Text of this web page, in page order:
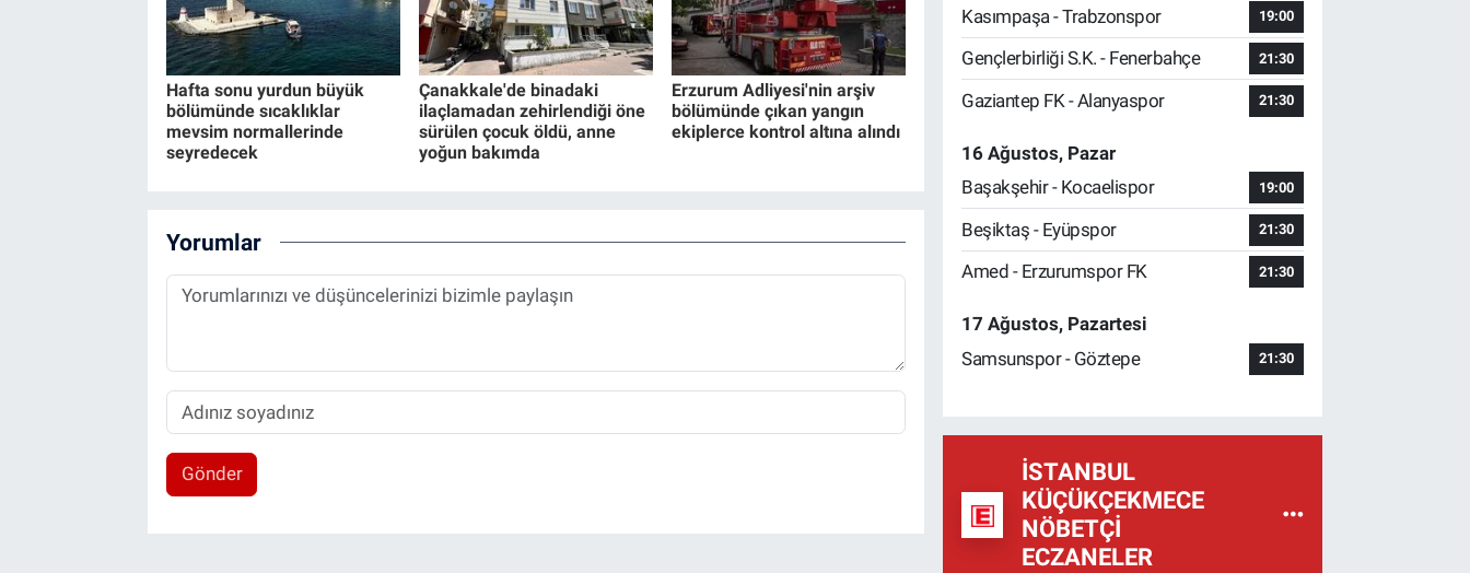
Hafta sonu yurdun büyük
bölümünde sıcaklıklar
mevsim normallerinde
seyredecek
Çanakkale'de binadaki
ilaçlamadan zehirlendiği öne
sürülen çocuk öldü, anne
yoğun bakımda
Erzurum Adliyesi'nin arşiv
bölümünde çıkan yangın
ekiplerce kontrol altına alındı
Yorumlar
Gönder
Kasımpaşa - Trabzonspor 19:00
Gençlerbirliği S.K. - Fenerbahçe 21:30
Gaziantep FK - Alanyaspor 21:30
16 Ağustos, Pazar
Başakşehir - Kocaelispor
19:00
Beşiktaş - Eyüpspor 21:30
Amed - Erzurumspor FK 21:30
17 Ağustos, Pazartesi
Samsunspor - Göztepe
21:30
İSTANBUL
KÜÇÜKÇEKMECE
NÖBETÇI
ECZANELER